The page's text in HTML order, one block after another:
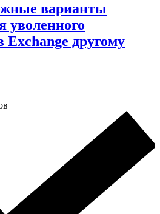
варианты
уволенного
Exchange другому